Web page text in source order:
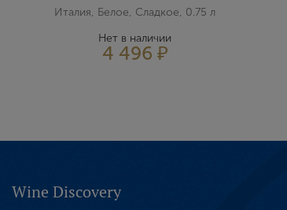
Италия, Белое, Сладкое, 0.75 л
Нет в наличии
4 496 ₽
Wine Discovery